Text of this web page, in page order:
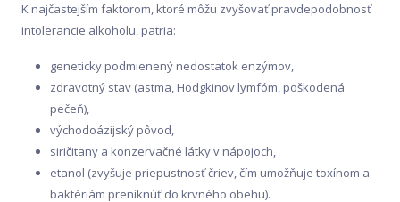
K najčastejším faktorom, ktoré môžu zvyšovať pravdepodobnosť
intolerancie alkoholu, patria:
geneticky podmienený nedostatok enzýmov,
zdravotný stav (astma, Hodgkinov lymfóm, poškodená
pečeň),
východoázijský pôvod,
siričitany a konzervačné látky v nápojoch,
etanol (zvyšuje priepustnosť čriev, čím umožňuje toxínom a
baktériám preniknúť do krvného obehu).